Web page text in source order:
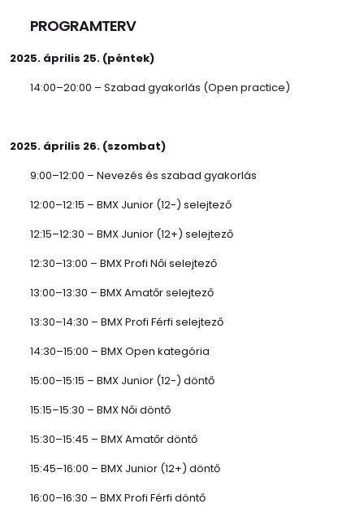
PROGRAMTERV
2025. április 25. (péntek)
14:00–20:00 – Szabad gyakorlás (Open practice)
2025. április 26. (szombat)
9:00–12:00 – Nevezés és szabad gyakorlás
12:00–12:15 – BMX Junior (12-) selejtező
12:15–12:30 – BMX Junior (12+) selejtező
12:30–13:00 – BMX Profi Női selejtező
13:00–13:30 – BMX Amatőr selejtező
13:30–14:30 – BMX Profi Férfi selejtező
14:30–15:00 – BMX Open kategória
15:00–15:15 – BMX Junior (12-) döntő
15:15–15:30 – BMX Női döntő
15:30–15:45 – BMX Amatőr döntő
15:45–16:00 – BMX Junior (12+) döntő
16:00–16:30 – BMX Profi Férfi döntő